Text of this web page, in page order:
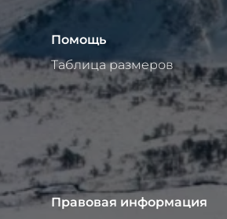
Помощь
Таблица размеров
Правовая информация